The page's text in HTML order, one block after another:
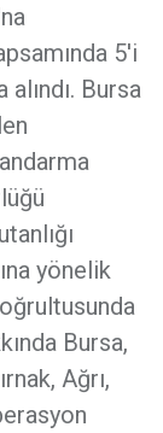
5'i
Bursa
yönelik
Bursa,
Ağrı,